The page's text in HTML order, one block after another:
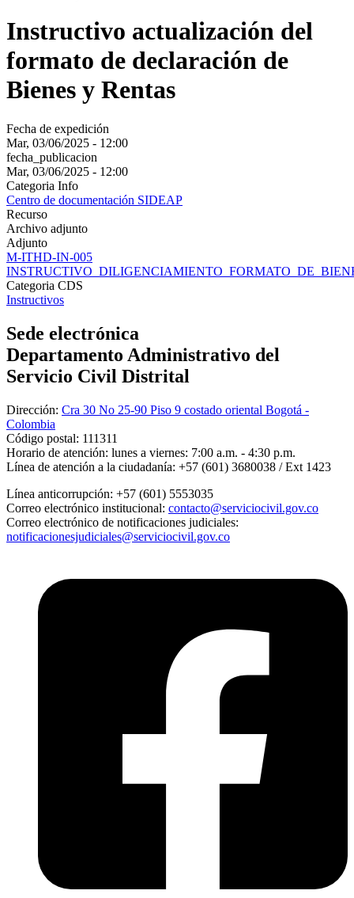
Instructivo actualización del
formato de declaración de
Bienes y Rentas
Fecha de expedición
Mar, 03/06/2025 - 12:00
fecha_publicacion
Mar, 03/06/2025 - 12:00
Categoria Info
Centro de documentación SIDEAP
Recurso
Archivo adjunto
Adjunto
M-ITHD-IN-005
Categoria CDS
Instructivos
Sede electrónica
Departamento Administrativo del
Servicio Civil Distrital
Dirección: Cra 30 No 25-90 Piso 9 costado oriental Bogotá -
Colombia
Código postal: 111311
Horario de atención: lunes a viernes: 7:00 a.m. - 4:30 p.m.
Línea de atención a la ciudadanía: +57 (601) 3680038 / Ext 1423
Línea anticorrupción: +57 (601) 5553035
Correo electrónico institucional: contacto@serviciocivil.gov.co
Correo electrónico de notificaciones judiciales:
notificacionesjudiciales@serviciocivil.gov.co